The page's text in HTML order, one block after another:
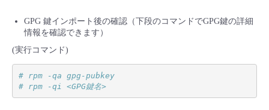
GPG 鍵インポート後の確認（下段のコマンドでGPG鍵の詳細
情報を確認できます）
(実行コマンド)
# rpm -qa gpg-pubkey
# rpm -qi <GPG鍵名>